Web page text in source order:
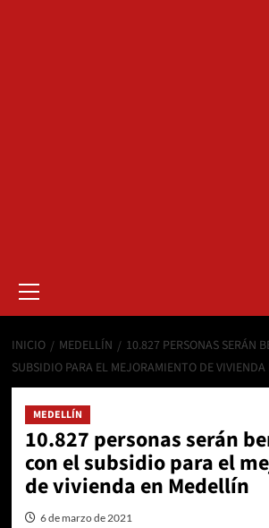
primario
INICIO MEDELLÍN
10.827 PERSONAS SERÁN
SUBSIDIO PARA EL MEJORAMIENTO DE
MEDELLÍN
10.827 personas serán
con el subsidio para el
de vivienda en Medellín
6 de marzo de 2021